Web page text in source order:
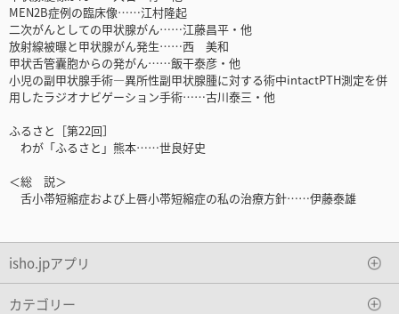
MEN2B症例の臨床像……江村隆起
二次がんとしての甲状腺がん……江藤昌平・他
放射線被曝と甲状腺がん発生……西 美和
甲状舌管囊胞からの発がん……飯干泰彦・他
小児の副甲状腺手術―異所性副甲状腺腫に対する術中intactPTH測定を併
用したラジオナビゲーション手術……古川泰三・他
ふるさと［第22回］
わが「ふるさと」熊本……世良好史
＜総 説＞
舌小帯短縮症および上唇小帯短縮症の私の治療方針……伊藤泰雄
isho.jpアプリ
カテゴリー